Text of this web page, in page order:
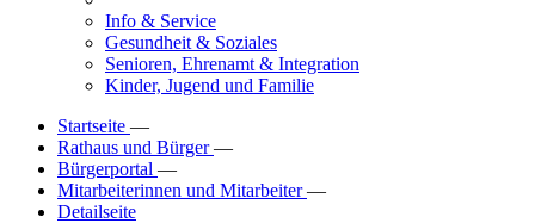
Info & Service
Gesundheit & Soziales
Senioren, Ehrenamt & Integration
Kinder, Jugend und Familie
Startseite —
Rathaus und Bürger—
Bürgerportal —
Mitarbeiterinnen und Mitarbeiter—
Detailseite